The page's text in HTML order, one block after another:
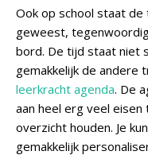
Ook op school staat
geweest,
bord. De tijd staat niet
gemakkelijk de andere
leerkracht agenda. De
aan heel erg veel
overzicht houden. Je
gemakkelijk